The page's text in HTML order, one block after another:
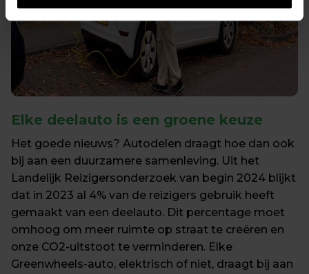
Elke deelauto is een groene keuze
Het goede nieuws? Autodelen draagt hoe dan ook
bij aan een duurzamere samenleving. Uit het
Landelijk Reizigersonderzoek van begin 2024 blijkt
dat in 2023 al 4% van de reizigers gebruik heeft
gemaakt van een deelauto. Dit percentage moet
omhoog om meer ruimte op straat te creëren en
onze CO2-uitstoot te verminderen. Elke
Greenwheels-auto, elektrisch of niet, draagt bij aan